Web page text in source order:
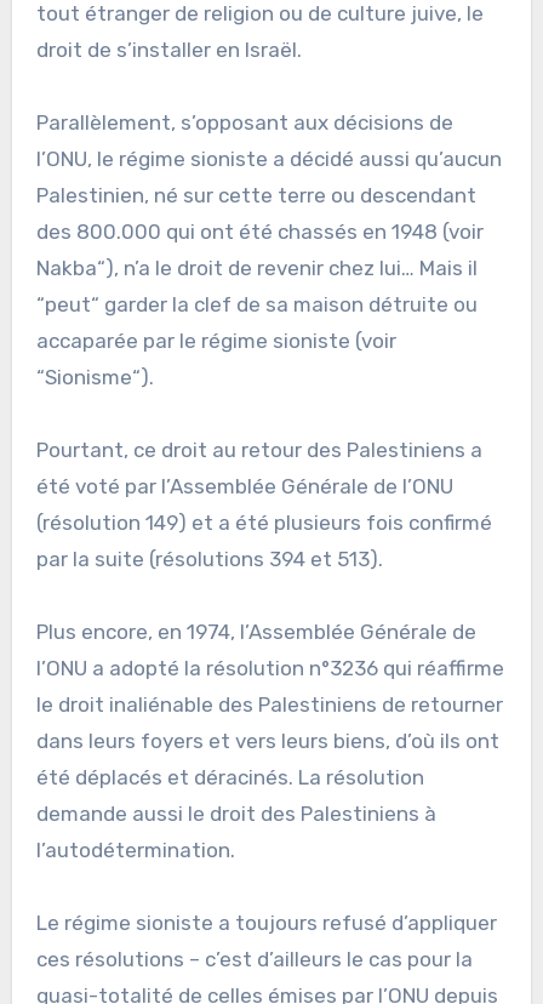
tout étranger de religion ou de culture juive, le
droit de s’installer en Israël.
Parallèlement, s’opposant aux décisions de
l’ONU, le régime sioniste a décidé aussi qu’aucun
Palestinien, né sur cette terre ou descendant
des 800.000 qui ont été chassés en 1948 (voir
Nakba“), n’a le droit de revenir chez lui… Mais il
“peut“ garder la clef de sa maison détruite ou
accaparée par le régime sioniste (voir
“Sionisme“).
Pourtant, ce droit au retour des Palestiniens a
été voté par l’Assemblée Générale de l’ONU
(résolution 149) et a été plusieurs fois confirmé
par la suite (résolutions 394 et 513).
Plus encore, en 1974, l’Assemblée Générale de
l’ONU a adopté la résolution n°3236 qui réaffirme
le droit inaliénable des Palestiniens de retourner
dans leurs foyers et vers leurs biens, d’où ils ont
été déplacés et déracinés. La résolution
demande aussi le droit des Palestiniens à
l’autodétermination.
Le régime sioniste a toujours refusé d’appliquer
ces résolutions – c’est d’ailleurs le cas pour la
quasi-totalité de celles émises par l’ONU depuis